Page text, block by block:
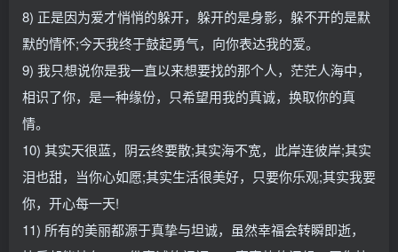
8) 正是因为爱才悄悄的躲开，躲开的是身影，躲不开的是默
默的情怀;今天我终于鼓起勇气，向你表达我的爱。
9) 我只想说你是我一直以来想要找的那个人，茫茫人海中，
相识了你，是一种缘份，只希望用我的真诚，换取你的真
情。
10) 其实天很蓝，阴云终要散;其实海不宽，此岸连彼岸;其实
泪也甜，当你心如愿;其实生活很美好，只要你乐观;其实我要
你，开心每一天!
11) 所有的美丽都源于真挚与坦诚，虽然幸福会转瞬即逝，